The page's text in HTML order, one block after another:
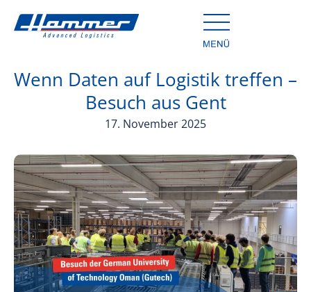
Wenn Daten auf Logistik treffen –
Besuch aus Gent
17. November 2025